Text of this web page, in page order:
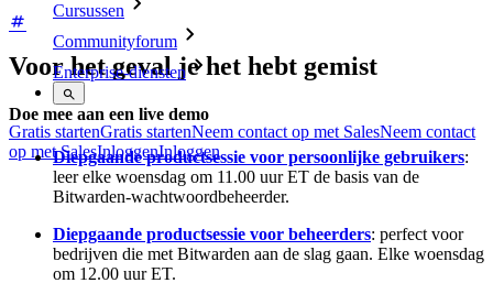
Cursussen
Communityforum
Enterprise-diensten
Gratis startenGratis startenNeem contact op met SalesNeem contact
op met SalesInloggenInloggen
Voor het geval je het hebt gemist
Doe mee aan een live demo
Diepgaande productsessie voor persoonlijke gebruikers:
leer elke woensdag om 11.00 uur ET de basis van de
Bitwarden-wachtwoordbeheerder.
Diepgaande productsessie voor beheerders: perfect voor
bedrijven die met Bitwarden aan de slag gaan. Elke woensdag
om 12.00 uur ET.